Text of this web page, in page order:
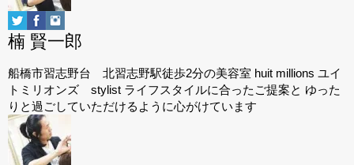
楠 賢一郎
船橋市習志野台 北習志野駅徒歩2分の美容室 huit millions ユイ
トミリオンズ stylist ライフスタイルに合ったご提案と ゆった
りと過ごしていただけるように心がけています